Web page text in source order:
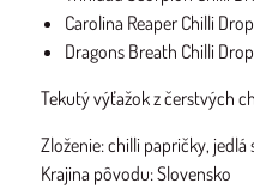
Carolina Reaper Chilli
Dragons Breath Chilli
Tekutý výťažok z čerstvých
Zloženie: chilli papričky, jedlá
Krajina pôvodu: Slovensko